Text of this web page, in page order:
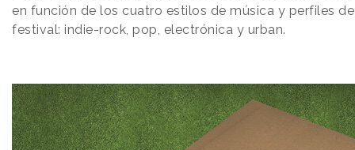
en función de los cuatro estilos de música y perfiles
festival: indie-rock, pop, electrónica y urban.